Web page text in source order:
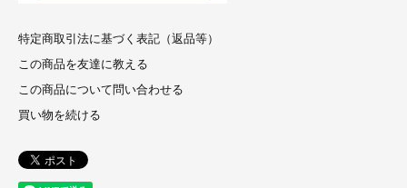
特定商取引法に基づく表記（返品等）
この商品を友達に教える
この商品について問い合わせる
買い物を続ける